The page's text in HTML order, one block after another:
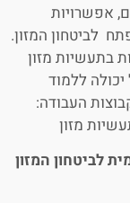
אפשרויות
לביטחון המזון.
בתעשיות מזון
ללמוד
העבודה:
מזון
לביטחון המזון